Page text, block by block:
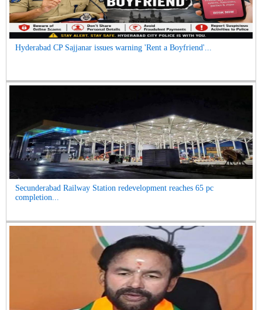
Hyderabad CP Sajjanar issues warning 'Rent a Boyfriend'...
Secunderabad Railway Station redevelopment reaches 65 pc
completion...